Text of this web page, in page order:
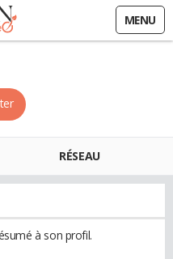
MENU
RÉSEAU
à son profil.